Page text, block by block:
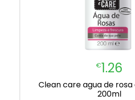
€1.26
clean care agua de rosa c/doseador
200ml